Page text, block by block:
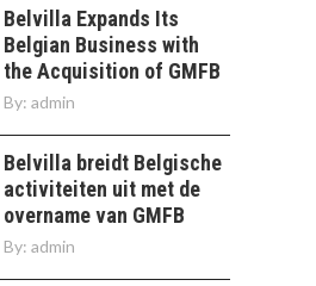
chilena: un
estratégico ante
ineludible de…
COMO HUB
DE
LATINA:
Y DESAFÍOS
Chile como hub
tecnológico de
Latina:
Belvilla Expands Its
Belgian Business with
the Acquisition of GMFB
By: admin
Belvilla breidt Belgische
activiteiten uit met de
overname van GMFB
By: admin